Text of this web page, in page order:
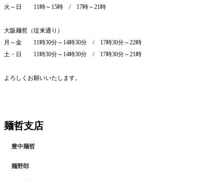
火～日 11時～15時 / 17時～21時
大阪麺哲（従来通り）
月～金 11時30分～14時30分 / 17時30分～22時
土・日 11時30分～14時30分 / 17時30分～21時
よろしくお願いいたします。
麺哲支店
豊中麺哲
麺野郎